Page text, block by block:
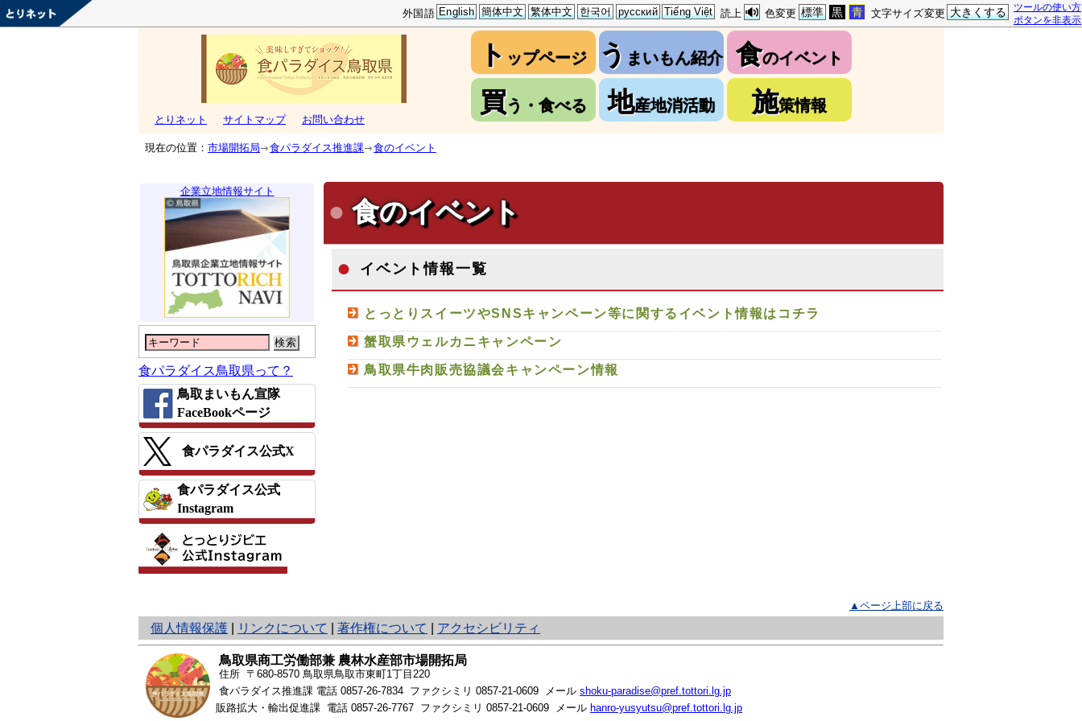
ツールの使い方
ボタンを非表示
文字サイズ変更 大きくする
色変更 標準 黒 青
読上
外国語 English 簡体中文 繁体中文 한국어 русский Tiếng Việt
とりネット サイトマップ お問い合わせ
ト ップページ う まいもん紹介 食のイベント
買う・食べる 地産地消活動 施策情報
現在の位置： 市場開拓局 食パラダイス推進課 食のイベント
企業立地情報サイト
検索
食パラダイス鳥取県って？
鳥取まいもん宣隊
FaceBookページ
食パラダイス公式X
食パラダイス公式
Instagram
食のイベント
イベント情報一覧
とっとりスイーツやSNSキャンペーン等に関するイベント情報はコチラ
蟹取県ウェルカニキャンペーン
鳥取県牛肉販売協議会キャンペーン情報
▲ページ上部に戻る
個人情報保護
と
り
ネ
ッ
ト
へ
リンクについて 著作権について アクセシビリティ
鳥取県商工労働部兼 農林水産部市場開拓局
住所 〒680-8570 鳥取県鳥取市東町1丁目220
食パラダイス推進課 電話 0857-26-7834 ファクシミリ 0857-21-0609 メール shoku-paradise@pref.tottori.lg.jp
販路拡大・輸出促進課 電話 0857-26-7767 ファクシミリ 0857-21-0609 メール hanro-yusyutsu@pref.tottori.lg.jp